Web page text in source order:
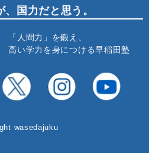
国力だと思う。
「人間力」を鍛え、
高い学力を身につける早稲田塾
wasedajuku